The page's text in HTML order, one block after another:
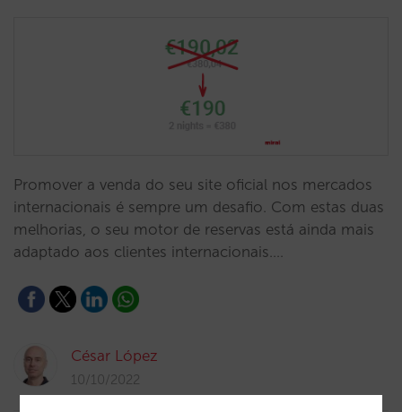
Promover a venda do seu site oficial nos mercados
internacionais é sempre um desafio. Com estas duas
melhorias, o seu motor de reservas está ainda mais
adaptado aos clientes internacionais.…
César López
10/10/2022